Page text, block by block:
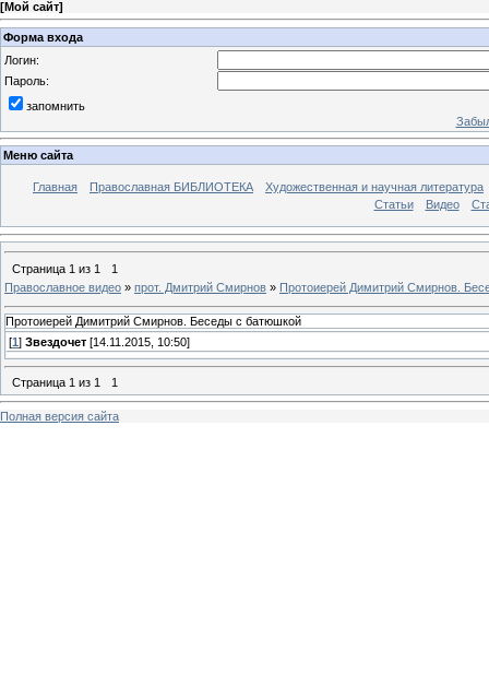
[Мой сайт]
Форма входа
Логин:
Пароль:
запомнить
Меню сайта
Главная Православная БИБЛИОТЕКА
Художественная и научная литература
Статьи
Видео
Страница 1 из 1
1
Православное видео » прот. Дмитрий Смирнов » Протоиерей Димитрий Смирнов.
Протоиерей Димитрий Смирнов. Беседы с батюшкой
[1 ] Звездочет [14.11.2015, 10:50]
Страница 1 из 1 1
Полная версия сайта